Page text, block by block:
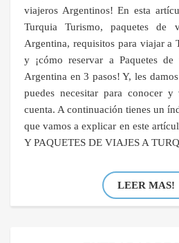
viajeros Argentinos! En esta
Turquia Turismo, paquetes de
Argentina, requisitos para viajar a
y ¡cómo reservar a Paquetes
Argentina en 3 pasos! Y, les
puedes necesitar para conocer
cuenta. A continuación tienes un
que vamos a explicar en este
Y PAQUETES DE VIAJES A
LEER MAS!